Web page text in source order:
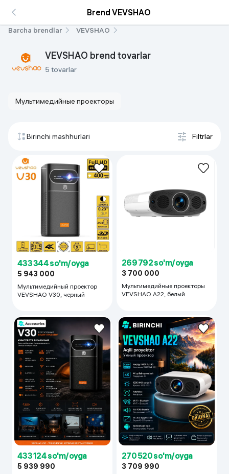
Brend VEVSHAO
Barcha brendlar VEVSHAO
VEVSHAO brend tovarlar
5 tovarlar
Мультимедийныe проекторы
Birinchi mashhurlari Filtrlar
433 344 so'm/oyga
5 943 000
Мультимедийный проектор
VEVSHAO V30, черный
269 792 so'm/oyga
3 700 000
Мультимедийныe проекторы
VEVSHAO A22, белый
433 124 so'm/oyga
5 939 990
270 520 so'm/oyga
3 709 990